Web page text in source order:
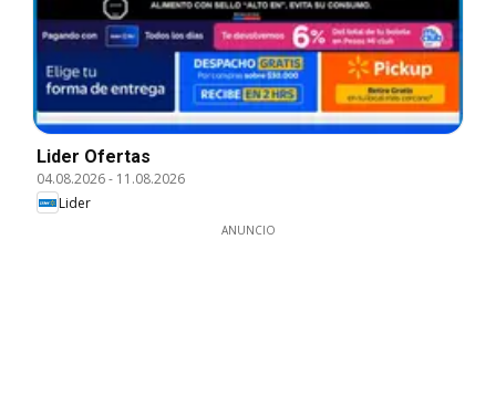
Lider Ofertas
04.08.2026- 11.08.2026
Lider
ANUNCIO